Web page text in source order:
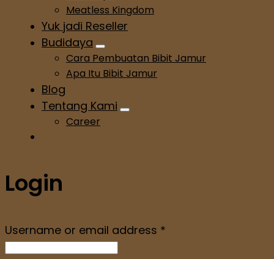
Meatless Kingdom
Yuk jadi Reseller
Budidaya
Cara Pembuatan Bibit Jamur
Apa Itu Bibit Jamur
Blog
Tentang Kami
Career
Login
Username or email address *